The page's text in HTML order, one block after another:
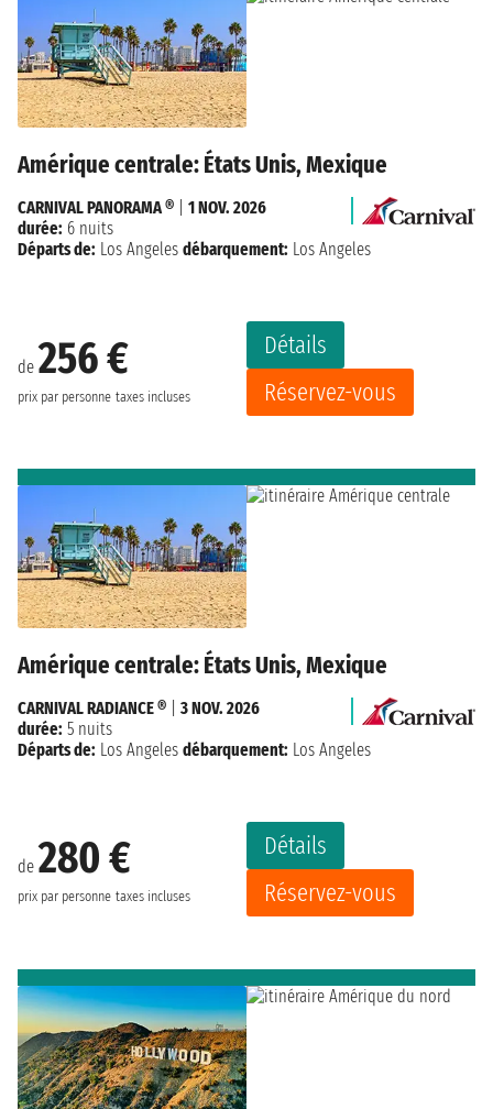
Amérique centrale: États Unis, Mexique
de 256 €
prix par personne taxes incluses
Détails
Réservez-vous
CARNIVAL PANORAMA ®
1 NOV. 2026
durée: 6 nuits
Départs de: Los Angeles débarquement: Los Angeles
Amérique centrale: États Unis, Mexique
de 280 €
prix par personne taxes incluses
Détails
Réservez-vous
CARNIVAL RADIANCE ®
3 NOV. 2026
durée: 5 nuits
Départs de: Los Angeles débarquement: Los Angeles